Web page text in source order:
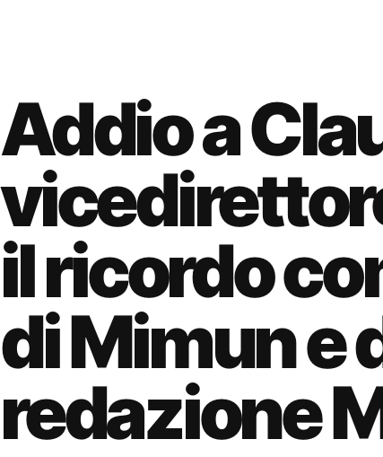
Addio a
il ricordo
di Mimun e
redazione